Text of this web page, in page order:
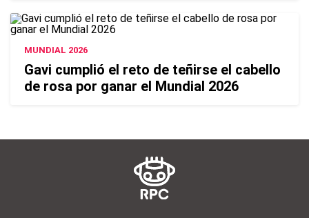
MUNDIAL 2026
Gavi cumplió el reto de teñirse el cabello
de rosa por ganar el Mundial 2026